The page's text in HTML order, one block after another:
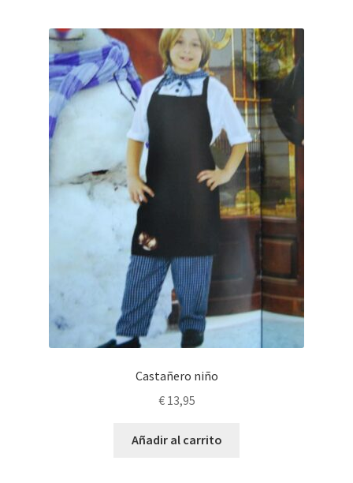
Castañero niño
€13,95
Añadir al carrito